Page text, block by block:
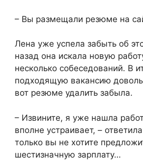
– Вы размещали резюме на
Лена уже успела забыть об
назад она искала новую
несколько собеседований. В
подходящую вакансию
вот резюме удалить забыла.
– Извините, я уже нашла
вполне устраивает, –
только вы не хотите
шестизначную зарплату…